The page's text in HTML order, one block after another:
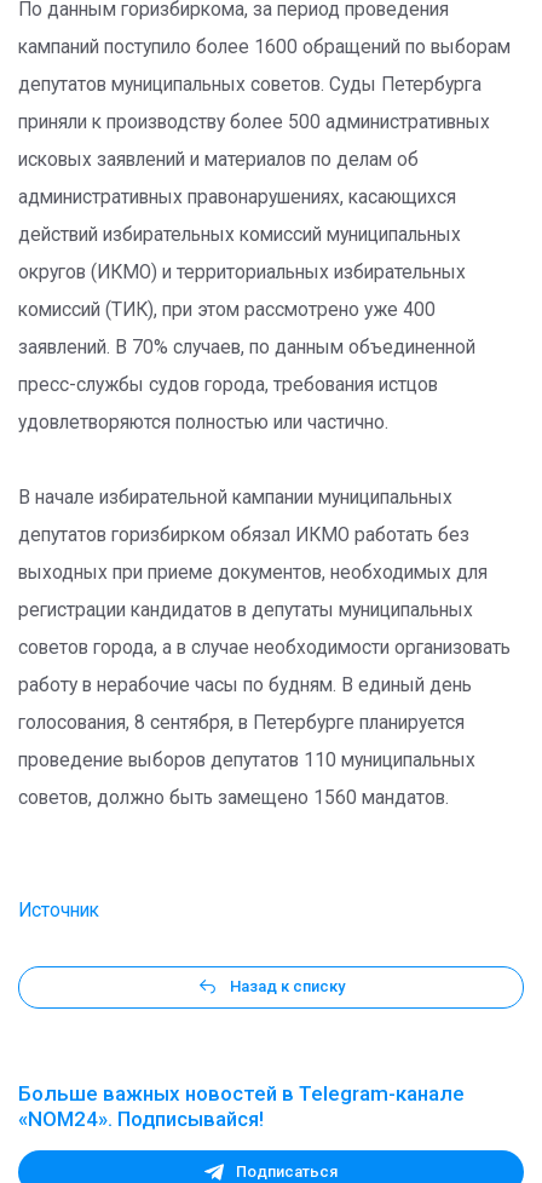
По данным горизбиркома, за период проведения
кампаний поступило более 1600 обращений по выборам
депутатов муниципальных советов. Суды Петербурга
приняли к производству более 500 административных
исковых заявлений и материалов по делам об
административных правонарушениях, касающихся
действий избирательных комиссий муниципальных
округов (ИКМО) и территориальных избирательных
комиссий (ТИК), при этом рассмотрено уже 400
заявлений. В 70% случаев, по данным объединенной
пресс-службы судов города, требования истцов
удовлетворяются полностью или частично.
В начале избирательной кампании муниципальных
депутатов горизбирком обязал ИКМО работать без
выходных при приеме документов, необходимых для
регистрации кандидатов в депутаты муниципальных
советов города, а в случае необходимости организовать
работу в нерабочие часы по будням. В единый день
голосования, 8 сентября, в Петербурге планируется
проведение выборов депутатов 110 муниципальных
советов, должно быть замещено 1560 мандатов.
Источник
Назад к списку
Больше важных новостей в Telegram-канале
«NOM24». Подписывайся!
Подписаться